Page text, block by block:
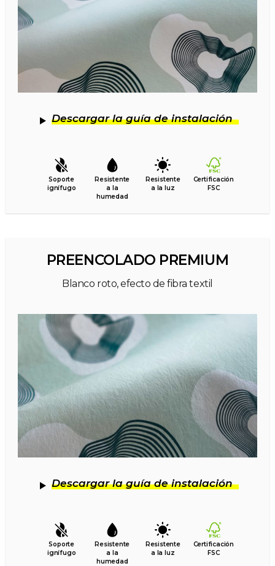
Descargar la guía de instalación
Soporte
ignífugo
Resistente
a la
humedad
Resistente
a la luz
Certificación
FSC
PREENCOLADO PREMIUM
Blanco roto, efecto de fibra textil
Descargar la guía de instalación
Soporte
ignífugo
Resistente
a la
humedad
Resistente
a la luz
Certificación
FSC